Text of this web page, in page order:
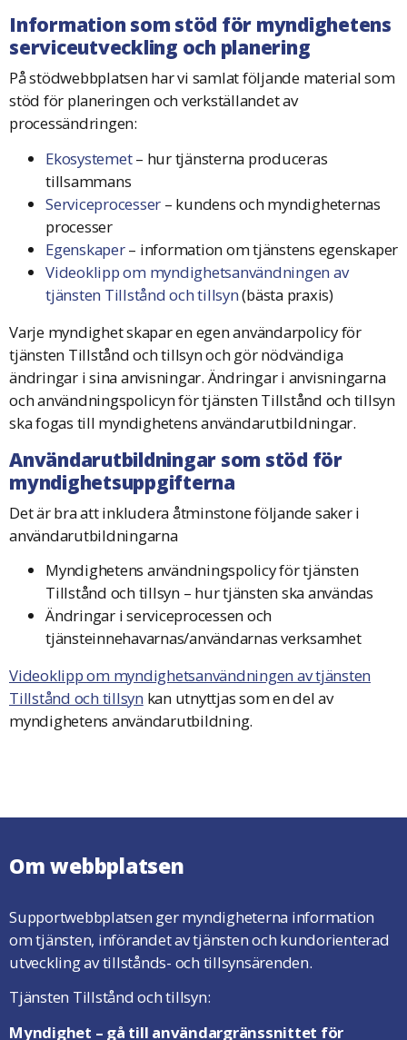
Information som stöd för myndighetens
serviceutveckling och planering
På stödwebbplatsen har vi samlat följande material som
stöd för planeringen och verkställandet av
processändringen:
Ekosystemet– hur tjänsterna produceras
tillsammans
Serviceprocesser – kundens och myndigheternas
processer
Egenskaper– information om tjänstens egenskaper
Videoklipp om myndighetsanvändningen av
tjänsten Tillstånd och tillsyn(bästa praxis)
Varje myndighet skapar en egen användarpolicy för
tjänsten Tillstånd och tillsyn och gör nödvändiga
ändringar i sina anvisningar. Ändringar i anvisningarna
och användningspolicyn för tjänsten Tillstånd och tillsyn
ska fogas till myndighetens användarutbildningar.
Användarutbildningar som stöd för
myndighetsuppgifterna
Det är bra att inkludera åtminstone följande saker i
användarutbildningarna
Myndighetens användningspolicy för tjänsten
Tillstånd och tillsyn – hur tjänsten ska användas
Ändringar i serviceprocessen och
tjänsteinnehavarnas/användarnas verksamhet
Videoklipp om myndighetsanvändningen av tjänsten
Tillstånd och tillsynkan utnyttjas som en del av
myndighetens användarutbildning.
Om webbplatsen
Supportwebbplatsen ger myndigheterna information
om tjänsten, införandet av tjänsten och kundorienterad
utveckling av tillstånds- och tillsynsärenden.
Tjänsten Tillstånd och tillsyn:
Myndighet – gå till användargränssnittet för